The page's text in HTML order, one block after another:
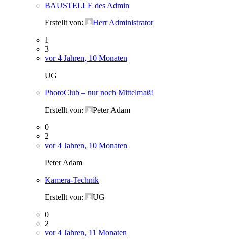
BAUSTELLE des Admin
Erstellt von:
Herr Administrator
1
3
vor 4 Jahren, 10 Monaten
UG
PhotoClub – nur noch Mittelmaß!
Erstellt von:
Peter Adam
0
2
vor 4 Jahren, 10 Monaten
Peter Adam
Kamera-Technik
Erstellt von:
UG
0
2
vor 4 Jahren, 11 Monaten